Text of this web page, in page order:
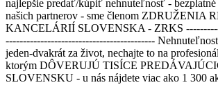
najlepšie predať/kúpiť nehnuteľnosť -
našich partnerov - sme členom ZDRUŽENIA
KANCELÁRIÍ SLOVENSKA - ZRKS
-------------------------------------------
jeden-dvakrát za život, nechajte to na
ktorým DÔVERUJÚ TISÍCE
SLOVENSKU - u nás nájdete viac ako 1 300